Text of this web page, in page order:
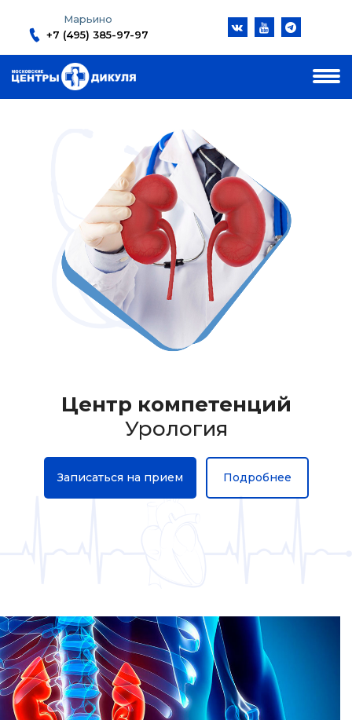
Марьино
+7 (495) 385-97-97
Центр компетенций
Урология
Записаться на прием Подробнее